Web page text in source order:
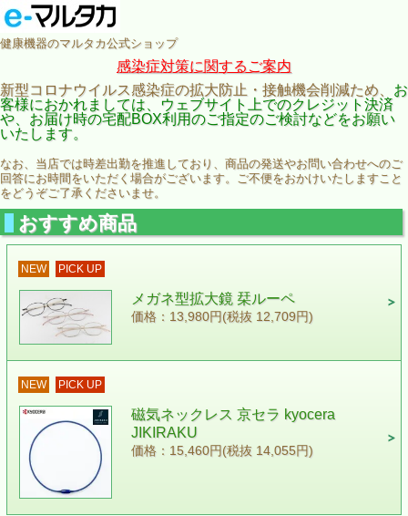
健康機器のマルタカ公式ショップ
感染症対策に関するご案内
新型コロナウイルス感染症の拡大防止・接触機会削減ため、 お
客様におかれましては、ウェブサイト上でのクレジット決済
や、お届け時の宅配BOX利用のご指定のご検討などをお願い
いたします。
なお、当店では時差出勤を推進しており、商品の発送やお問い合わせへのご
回答にお時間をいただく場合がございます。ご不便をおかけいたしますこと
をどうぞご了承くださいませ。
おすすめ商品
NEW PICK UP
メガネ型拡大鏡 栞ルーペ
価格：13,980円(税抜 12,709円)
NEW PICK UP
磁気ネックレス 京セラ kyocera
JIKIRAKU
価格：15,460円(税抜 14,055円)